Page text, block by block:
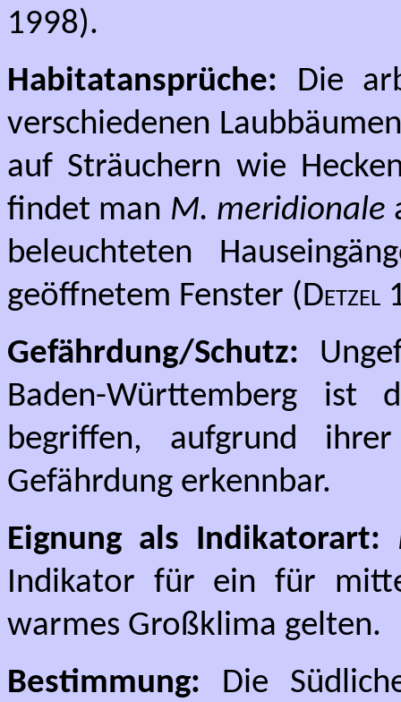
1998).
Habitatansprüche: Die
verschiedenen
auf Sträuchern wie
findet man M. meridionale
beleuchteten
geöffnetem Fenster (Detzel
Gefährdung/Schutz:
Baden-Württemberg
begriffen, aufgrund
Gefährdung erkennbar.
Eignung als Indikatorart:
Indikator für ein für
warmes Großklima gelten.
Bestimmung: Die